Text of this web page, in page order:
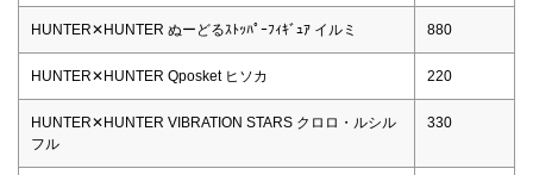
HUNTER✕HUNTER ぬーどるｽﾄｯﾊﾟｰﾌｨｷﾞｭｱ イルミ 880
HUNTER✕HUNTER Qposket ヒソカ 220
HUNTER✕HUNTER VIBRATION STARS クロロ・ルシル
フル
330